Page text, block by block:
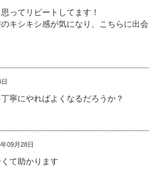
ってリピートしてます！
キシキシ感が気になり、こちらに出会
寧にやればよくなるだろうか？
09月28日
て助かります